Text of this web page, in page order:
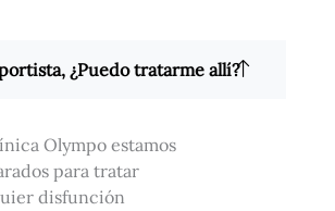
¿Puedo tratarme allí?
Olympo estamos
para tratar
disfunción